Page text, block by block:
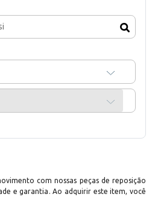
com nossas peças de reposição
e garantia. Ao adquirir este item, você